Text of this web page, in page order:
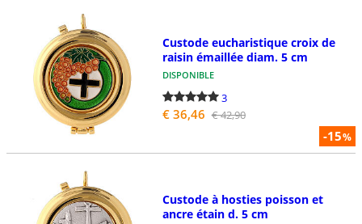
-15%
Custode eucharistique croix de
raisin émaillée diam. 5 cm
DISPONIBLE
3
€ 36,46 € 42,90
Custode à hosties poisson et
ancre étain d. 5 cm